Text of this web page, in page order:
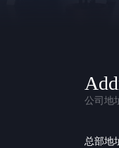
公司地
总部地